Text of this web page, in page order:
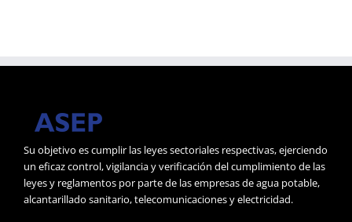
Su objetivo es cumplir las leyes sectoriales respectivas, ejerciendo
un eficaz control, vigilancia y verificación del cumplimiento de las
leyes y reglamentos por parte de las empresas de agua potable,
alcantarillado sanitario, telecomunicaciones y electricidad.